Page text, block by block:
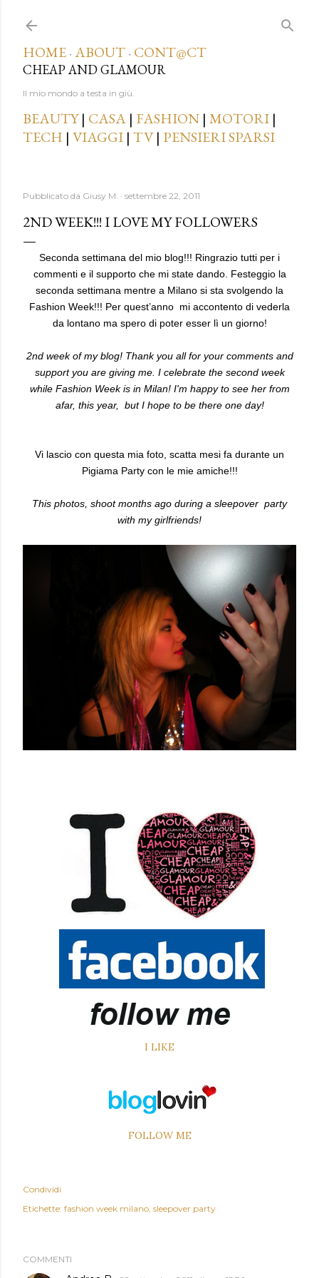
HOME · ABOUT · CONT@CT
CHEAP AND GLAMOUR
Il mio mondo a testa in giù.
BEAUTY| CASA | FASHION | MOTORI |
TECH | VIAGGI | TV| PENSIERI SPARSI
Pubblicato da Giusy M. settembre 22, 2011
2ND WEEK!!! I LOVE MY FOLLOWERS
Seconda settimana del mio blog!!! Ringrazio tutti per i
commenti e il supporto che mi state dando. Festeggio la
seconda settimana mentre a Milano si sta svolgendo la
Fashion Week!!! Per quest’anno mi accontento di vederla
da lontano ma spero di poter esser lì un giorno!
2nd week of my blog! Thank you all for your comments and
support you are giving me. I celebrate the second week
while Fashion Week is in Milan! I'm happy to see her from
afar, this year, but I hope to be there one day!
Vi lascio con questa mia foto, scatta mesi fa durante un
Pigiama Party con le mie amiche!!!
This photos, shoot months ago during a sleepover party
with my girlfriends!
I LIKE
FOLLOW ME
Condividi
Etichette: fashion week milano sleepover party
COMMENTI